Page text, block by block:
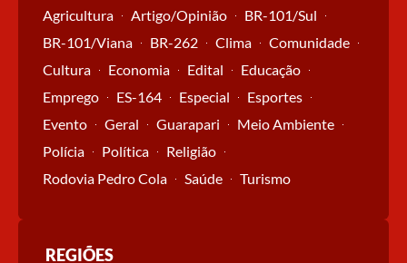
Agricultura Artigo/Opinião
BR-101/Sul
BR-101/Viana
BR-262 Clima
Comunidade
Cultura
Economia Edital
Educação
Emprego
ES-164 Especial
Esportes
Evento
Geral Guarapari
Meio Ambiente
Polícia
Política
Religião
Rodovia Pedro Cola
Saúde Turismo
REGIÕES